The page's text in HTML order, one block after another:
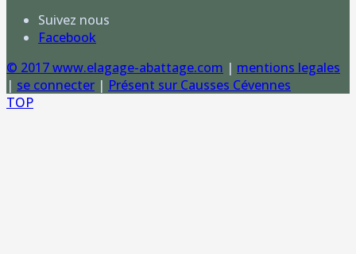
Suivez nous
Facebook
© 2017 www.elagage-abattage.com | mentions legales
| se connecter | Présent sur Causses Cévennes
TOP